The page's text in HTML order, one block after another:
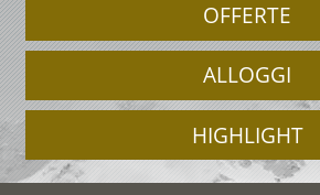
OFFERTE
ALLOGGI
HIGHLIGHT